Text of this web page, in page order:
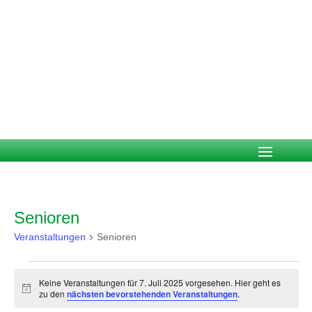
Senioren
Veranstaltungen Senioren
für
Hinweis
Keine Veranstaltungen für 7. Juli 2025 vorgesehen. Hier geht es
zu den nächsten bevorstehenden Veranstaltungen.